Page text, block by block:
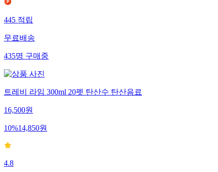
445적립
무료배송
435명구매중
트레비 라임 300ml 20펫 탄산수 탄산음료
16,500원
10%14,850원
4.8